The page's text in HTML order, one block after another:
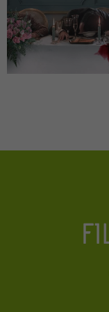
Inhalte von
standardmäßig
akzeptiert werden,
manuellen Einwilligung